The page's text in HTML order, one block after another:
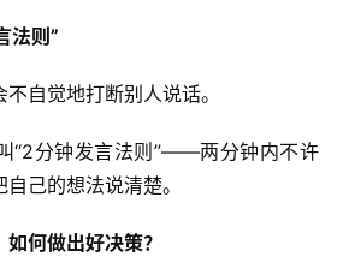
注册
法则”
自觉地打断别人说话。
“2分钟发言法则”——两分钟内不许
己的想法说清楚。
何做出好决策？